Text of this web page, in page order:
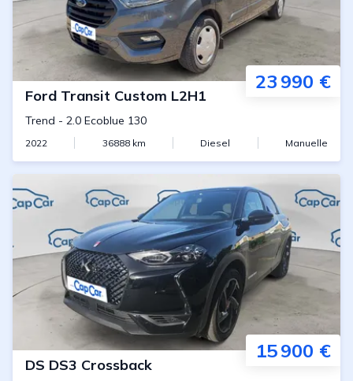
23 990 €
Ford Transit Custom L2H1
Trend - 2.0 Ecoblue 130
2022 36888km Diesel Manuelle
15 900 €
DS DS3 Crossback